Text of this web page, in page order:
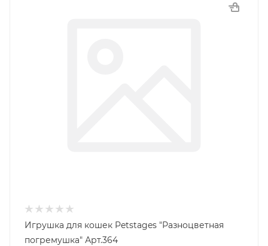
Игрушка для кошек Petstages "Разноцветная
погремушка" Арт.364